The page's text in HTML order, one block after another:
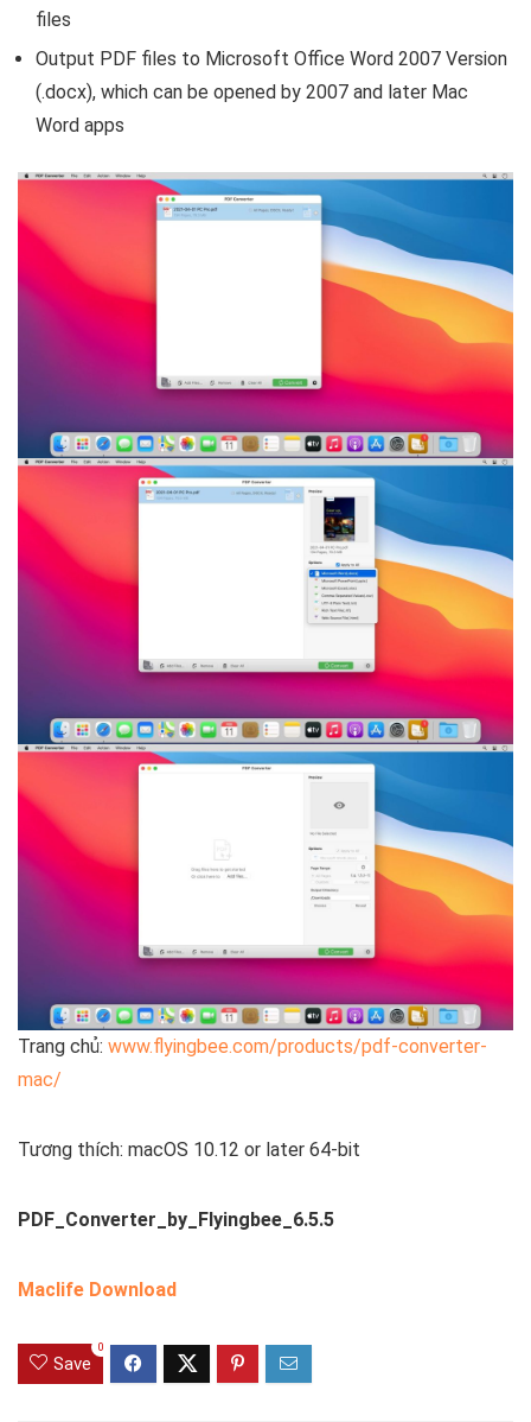
files
Output PDF files to Microsoft Office Word 2007 Version
(.docx), which can be opened by 2007 and later Mac
Word apps
Trang chủ: www.flyingbee.com/products/pdf-converter-
mac/
Tương thích: macOS 10.12 or later 64-bit
PDF_Converter_by_Flyingbee_6.5.5
Maclife Download
Save
0